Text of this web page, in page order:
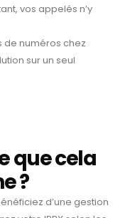
vos appelés n’y
de numéros chez
sur un seul
que cela
?
d’une gestion